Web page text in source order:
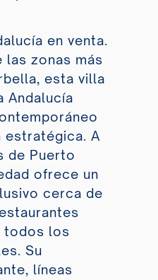
en venta.
las zonas más
esta villa
Andalucía
estratégica. A
de Puerto
ofrece un
cerca de
todos los
Su
líneas